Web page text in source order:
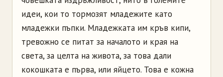
идеи, кои то тормозят младежите като
младежки пъпки. Младежката им кръв кипи,
тревожно се питат за началото и края на
света, за целта на живота, за това дали
кокошката е първа, или яйцето. Това е кожна